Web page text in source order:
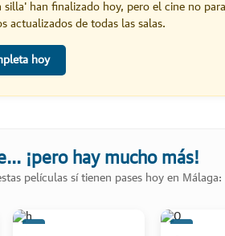
silla' han finalizado hoy, pero el cine no
actualizados de todas las salas.
hoy
¡pero hay mucho más!
películas sí tienen pases hoy en Málaga: